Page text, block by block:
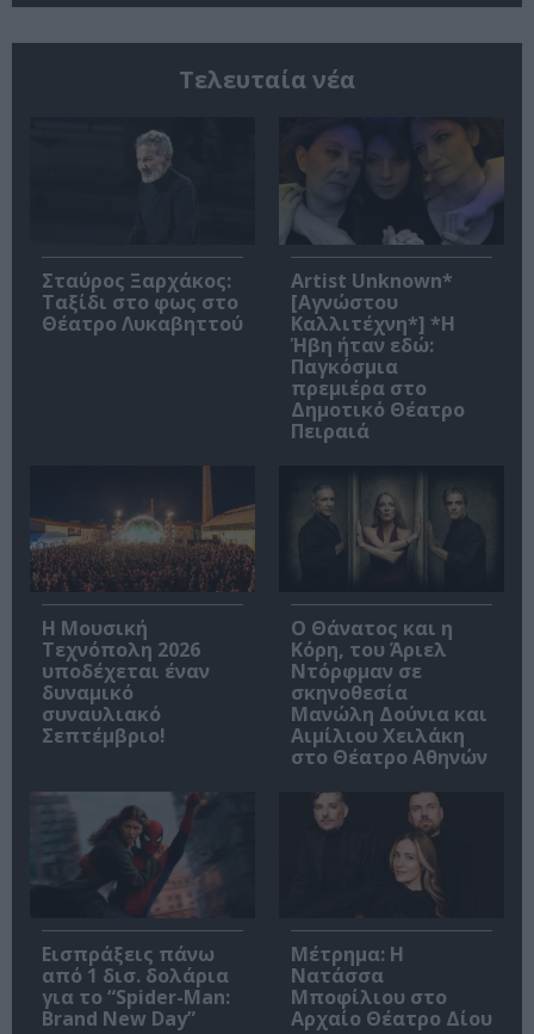
Τελευταία νέα
Σταύρος Ξαρχάκος:
Ταξίδι στο φως στο
Θέατρο Λυκαβηττού
Artist Unknown*
[Αγνώστου
Καλλιτέχνη*] *Η
Ήβη ήταν εδώ:
Παγκόσμια
πρεμιέρα στο
Δημοτικό Θέατρο
Πειραιά
Η Μουσική
Τεχνόπολη 2026
υποδέχεται έναν
δυναμικό
συναυλιακό
Σεπτέμβριο!
Ο Θάνατος και η
Κόρη, του Άριελ
Ντόρφμαν σε
σκηνοθεσία
Μανώλη Δούνια και
Αιμίλιου Χειλάκη
στο Θέατρο Αθηνών
Εισπράξεις πάνω
από 1 δισ. δολάρια
για το “Spider-Man:
Brand New Day”
Μέτρημα: Η
Νατάσσα
Μποφίλιου στο
Αρχαίο Θέατρο Δίου